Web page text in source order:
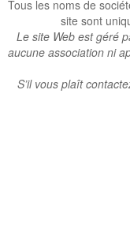
Tous les noms de
site sont
Le site Web est géré
aucune association ni
S’il vous plaît